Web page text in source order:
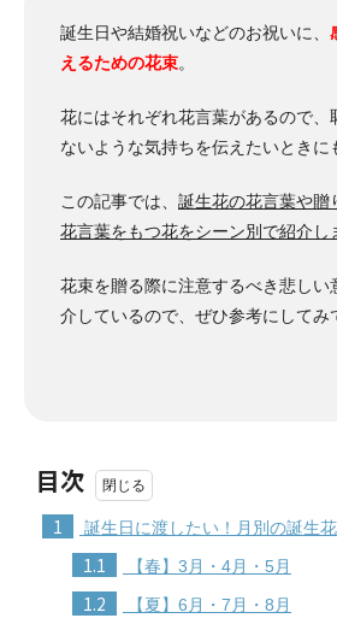
誕生日や結婚祝いなどのお祝いに、
えるための花束。
花にはそれぞれ花言葉があるので、
ないような気持ちを伝えたいときに
この記事では、 誕生花の花言葉や贈
花言葉をもつ花をシーン別で紹介し
花束を贈る際に注意するべき悲しい
介しているので、ぜひ参考にしてみ
目次
1 誕生日に渡したい！月別の誕生
1.1 【春】3月・4月・5月
1.2 【夏】6月・7月・8月